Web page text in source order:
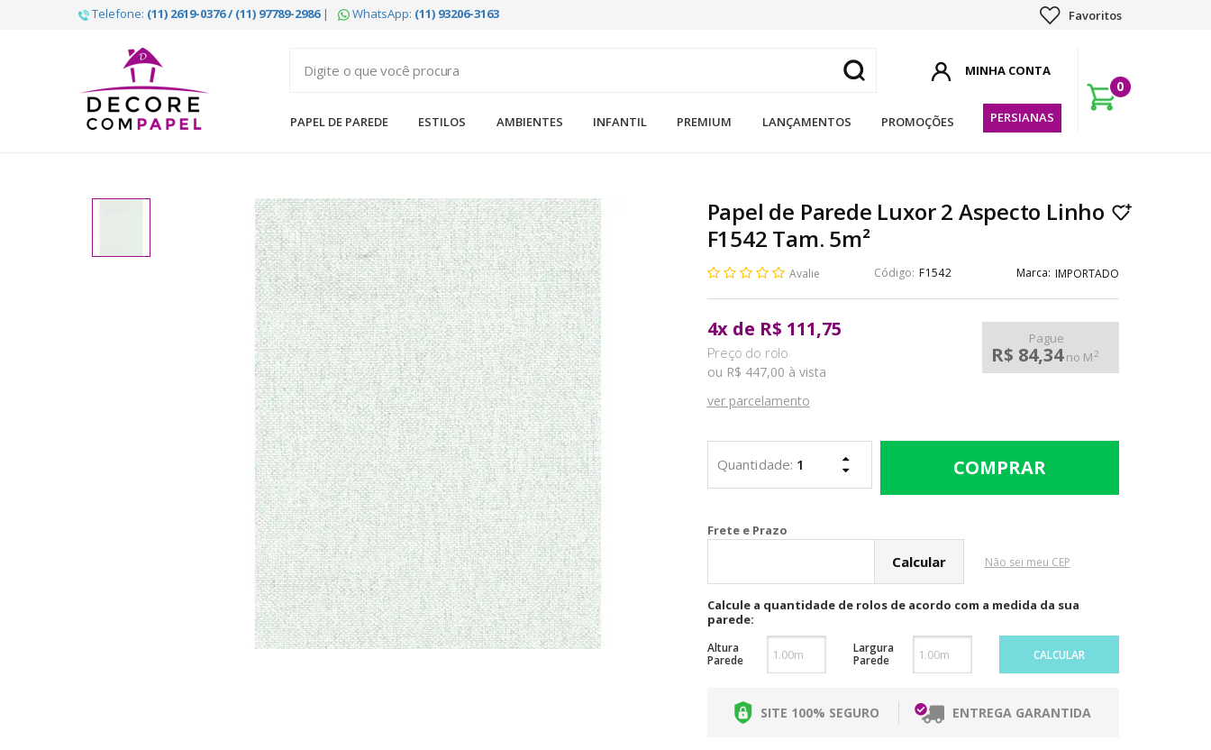
Telefone: (11) 2619-0376 / (11) 97789-2986| WhatsApp: (11) 93206-3163 Favoritos
PAPEL DE PAREDE ESTILOS AMBIENTES INFANTIL PREMIUM LANÇAMENTOS PROMOÇÕES PERSIANAS
0
Decore
com
papel
pioneira
Papel de Parede Luxor 2 Aspecto Linho
F1542 Tam. 5m²
Avalie F1542 IMPORTADO
4xde R$ 111,75
ou R$ 447,00 à vista
Pague
R$ 84,34no M2
ver parcelamento
Não sei meu CEP
Calcule a quantidade de rolos de acordo com a medida da sua
parede:
Altura
Parede
Largura
Parede
CALCULAR
SITE 100% SEGURO ENTREGA GARANTIDA